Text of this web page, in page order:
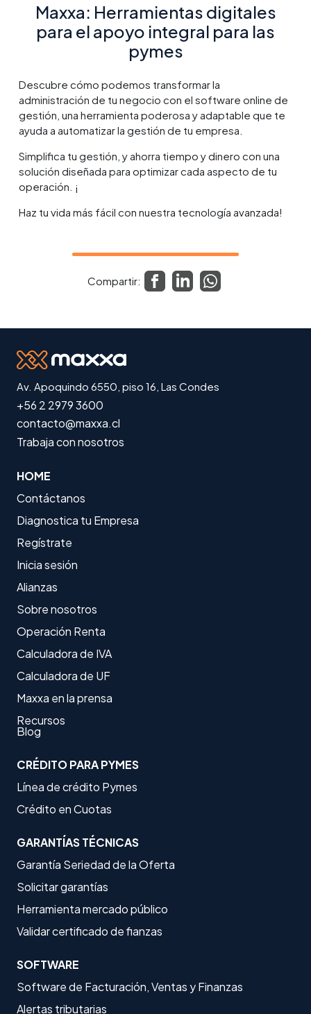
Maxxa: Herramientas digitales
para el apoyo integral para las
pymes
Descubre cómo podemos transformar la
administración de tu negocio con el software online de
gestión, una herramienta poderosa y adaptable que te
ayuda a automatizar la gestión de tu empresa.
Simplifica tu gestión, y ahorra tiempo y dinero con una
solución diseñada para optimizar cada aspecto de tu
operación. ¡
Haz tu vida más fácil con nuestra tecnología avanzada!
Compartir:
Av. Apoquindo 6550, piso 16, Las Condes
+56 2 2979 3600
contacto@maxxa.cl
Trabaja con nosotros
HOME
Contáctanos
Diagnostica tu Empresa
Regístrate
Inicia sesión
Alianzas
Sobre nosotros
Operación Renta
Calculadora de IVA
Calculadora de UF
Maxxa en la prensa
Recursos
Blog
CRÉDITO PARA PYMES
Línea de crédito Pymes
Crédito en Cuotas
GARANTÍAS TÉCNICAS
Garantía Seriedad de la Oferta
Solicitar garantías
Herramienta mercado público
Validar certificado de fianzas
SOFTWARE
Software de Facturación, Ventas y Finanzas
Alertas tributarias